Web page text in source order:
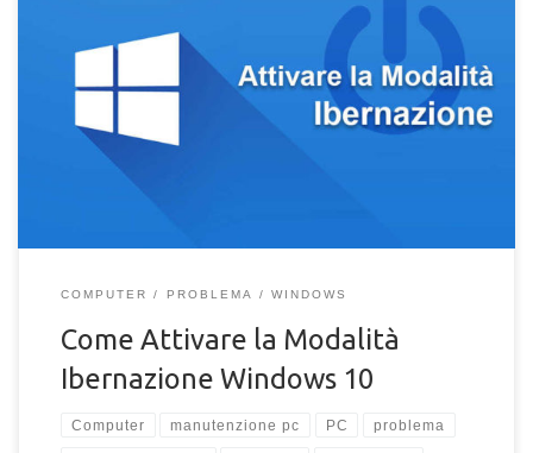
Come attivare la modalità Ibernazione per un PC Windows 10?
Come ripristinare Ibernazione dal menu di arresto di Windows
COMPUTER PROBLEMA WINDOWS
Come Attivare la Modalità
Ibernazione Windows 10
Computer manutenzione pc PC problema